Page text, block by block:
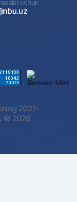
uchun
2021-
© 2026